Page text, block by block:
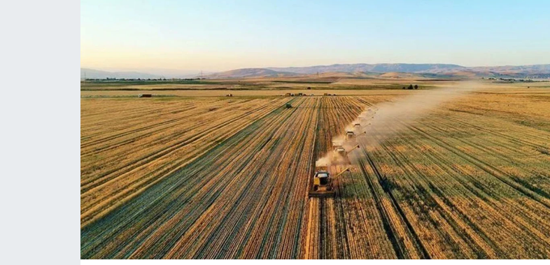
Gerçeğin İzinde
Gün Başlıyor
Gün Bitiyor
Gün Ortası